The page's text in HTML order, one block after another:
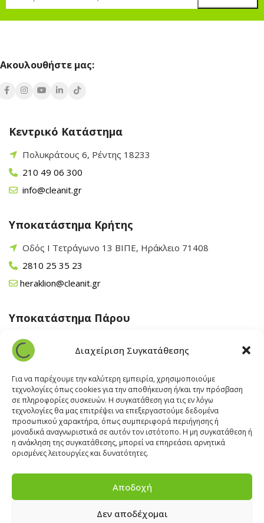
Διαχείριση Συγκατάθεσης
Για να παρέχουμε την καλύτερη εμπειρία, χρησιμοποιούμε
τεχνολογίες όπως cookies για την αποθήκευση ή/και την πρόσβαση
σε πληροφορίες συσκευών. Η συγκατάθεση για τις εν λόγω
τεχνολογίες θα μας επιτρέψει να επεξεργαστούμε δεδομένα
προσωπικού χαρακτήρα, όπως συμπεριφορά περιήγησης ή
μοναδικά αναγνωριστικά σε αυτόν τον ιστότοπο. Η μη συγκατάθεση ή
η ανάκληση της συγκατάθεσης, μπορεί να επηρεάσει αρνητικά
ορισμένες λειτουργίες και δυνατότητες.
Αποδοχή
Δεν αποδέχομαι
Ακουλουθήστε μας:
Κεντρικό Κατάστημα
Πολυκράτους 6, Ρέντης 18233
210 49 06 300
info@cleanit.gr
Υποκατάστημα Κρήτης
Οδός Ι Τετράγωνο 13 ΒΙΠΕ, Ηράκλειο 71408
2810 25 35 23
heraklion@cleanit.gr
Υποκατάστημα Πάρου
Άγιος Βλάσης Αρχίλοχος, Πάρος 84400
22840 43 163
paros@cleanit.gr
Υποκατάστημα Σαντορίνης
Έξω Γωνία, Σαντορίνη847 00
22860 22322